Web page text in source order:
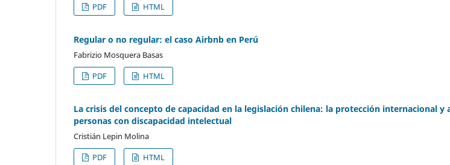
PDF
HTML
Regular o no regular: el caso Airbnb en Perú
Fabrizio Mosquera Basas
PDF
HTML
La crisis del concepto de capacidad en la legislación chilena: la protección internacional y
personas con discapacidad intelectual
Cristián Lepin Molina
PDF
HTML